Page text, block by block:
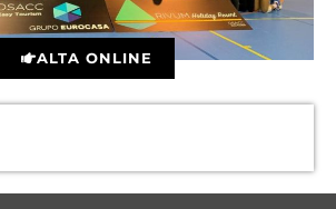
ALTA ONLINE